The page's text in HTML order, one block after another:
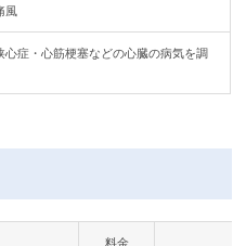
風
心症・心筋梗塞などの心臓の病気を調
料金